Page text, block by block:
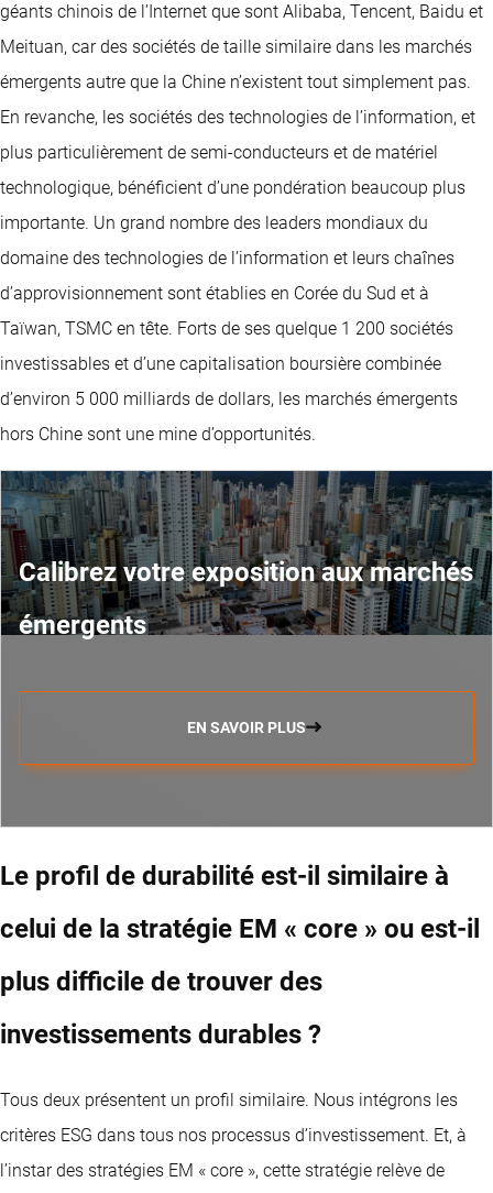
géants chinois de l’Internet que sont Alibaba, Tencent, Baidu et
Meituan, car des sociétés de taille similaire dans les marchés
émergents autre que la Chine n’existent tout simplement pas.
En revanche, les sociétés des technologies de l’information, et
plus particulièrement de semi-conducteurs et de matériel
technologique, bénéficient d’une pondération beaucoup plus
importante. Un grand nombre des leaders mondiaux du
domaine des technologies de l’information et leurs chaînes
d’approvisionnement sont établies en Corée du Sud et à
Taïwan, TSMC en tête. Forts de ses quelque 1 200 sociétés
investissables et d’une capitalisation boursière combinée
d’environ 5 000 milliards de dollars, les marchés émergents
hors Chine sont une mine d’opportunités.
Calibrez votre exposition aux marchés
émergents
EN SAVOIR PLUS
Le profil de durabilité est-il similaire à
celui de la stratégie EM « core » ou est-il
plus difficile de trouver des
investissements durables ?
Tous deux présentent un profil similaire. Nous intégrons les
critères ESG dans tous nos processus d’investissement. Et, à
l’instar des stratégies EM « core », cette stratégie relève de